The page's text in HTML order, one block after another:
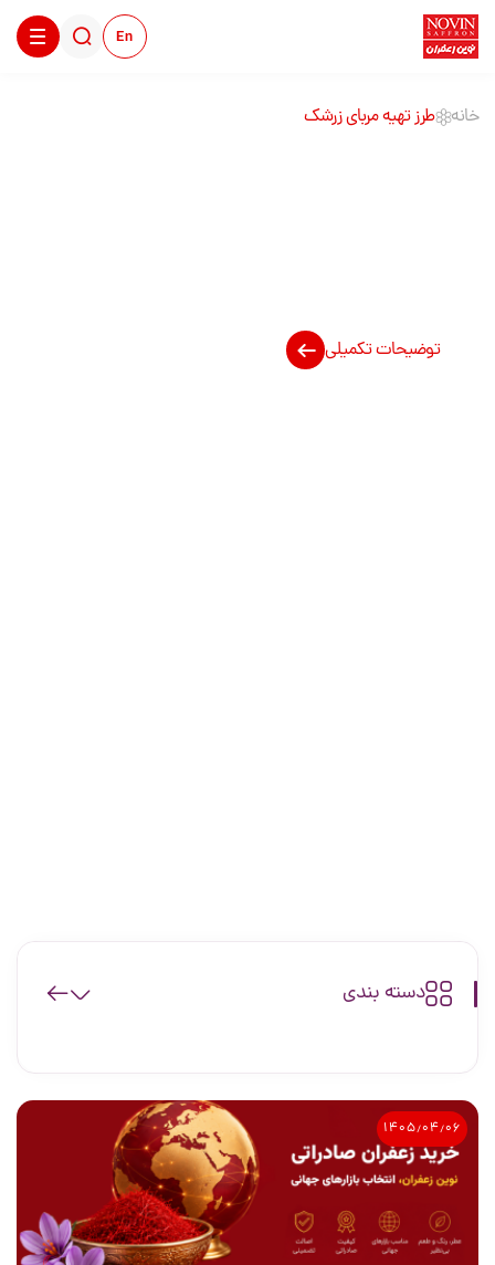
En
خانه طرز تهیه مربای زرشک
توضیحات تکمیلی
دسته بندی
۱۴۰۵٫۰۴٫۰۶